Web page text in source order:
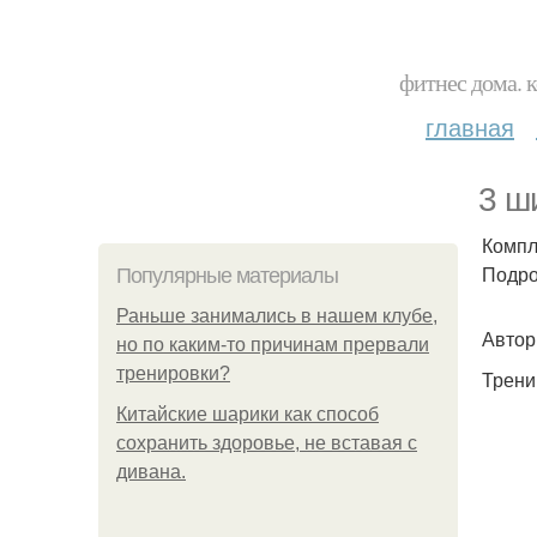
фитнес дома.
главная
3
Популярные материалы
Раньше занимались в нашем клубе,
но по каким-то причинам прервали
тренировки?
Китайские шарики как способ
сохранить здоровье, не вставая с
дивана.